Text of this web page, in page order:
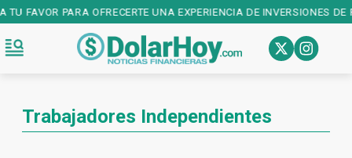
FAVOR PARA OFRECERTE UNA EXPERIENCIA DE INVERSIONES DE
Trabajadores Independientes